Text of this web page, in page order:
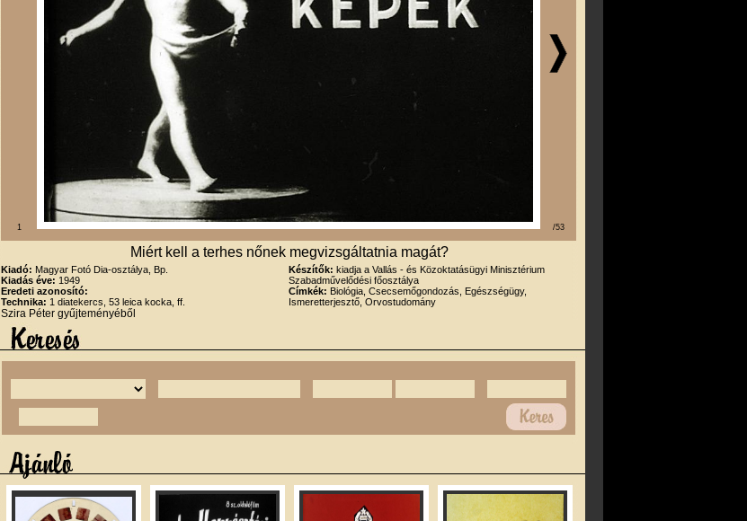
1 /53
Miért kell a terhes nőnek megvizsgáltatnia magát?
Kiadó: Magyar Fotó Dia-osztálya, Bp.
Kiadás éve: 1949
Eredeti azonosító:
Technika: 1 diatekercs, 53 leica kocka, ff.
Készítők: kiadja a Vallás - és Közoktatásügyi Minisztérium
Szabadművelődési főosztálya
Címkék: Biológia, Csecsemőgondozás, Egészségügy,
Ismeretterjesztő, Orvostudomány
Szira Péter gyűjteményéből